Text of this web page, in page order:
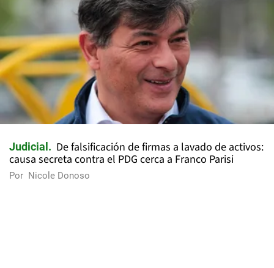
Judicial
De falsificación de firmas a lavado de activos:
causa secreta contra el PDG cerca a Franco Parisi
Por Nicole Donoso